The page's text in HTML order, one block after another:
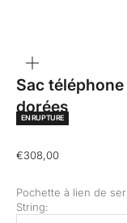
Sac
dorées
EN RUPTURE
Prix de vente
€308,00
Pochette à lien de
String: